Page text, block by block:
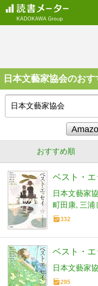
日本文藝家協会のお
おすすめ順
ベスト・
日本文藝家
町田康 三浦
332
ベスト・
日本文藝家
295